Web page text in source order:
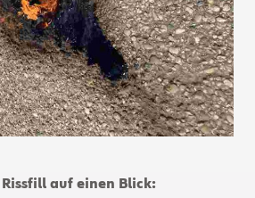
auf einen Blick: